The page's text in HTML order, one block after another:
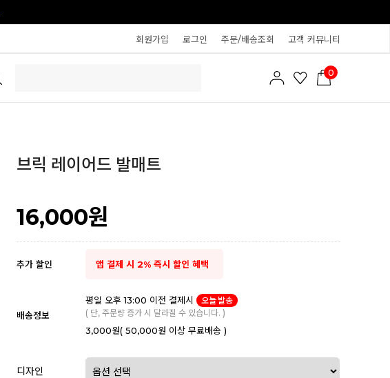
회원가입 로그인 주문/배송조회 고객 커뮤니티
0
브릭 레이어드 발매트
16,000원
추가 할인 앱 결제 시 2% 즉시 할인 혜택
배송정보
평일 오후 13:00 이전 결제시
오늘 발송
( 단, 주문량 증가 시 달라질 수 있습니다. )
3,000원( 50,000원 이상 무료배송 )
디자인